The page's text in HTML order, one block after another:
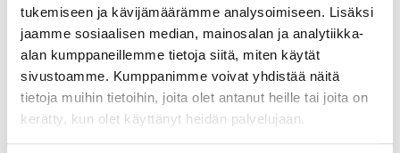
tukemiseen ja kävijämäärämme analysoimiseen. Lisäksi
jaamme sosiaalisen median, mainosalan ja analytiikka-
alan kumppaneillemme tietoja siitä, miten käytät
sivustoamme. Kumppanimme voivat yhdistää näitä
tietoja muihin tietoihin, joita olet antanut heille tai joita on
kerätty, kun olet käyttänyt heidän palvelujaan.
34 95
Teleskophandtag CTP
36
18-059
Finns i lager i 25 varuhus
6990
Fritidsbatteri
Gräsklippare Litium
LiFePO4, 12 V, 3,5 Ah,
163 x 166 x 123 mm